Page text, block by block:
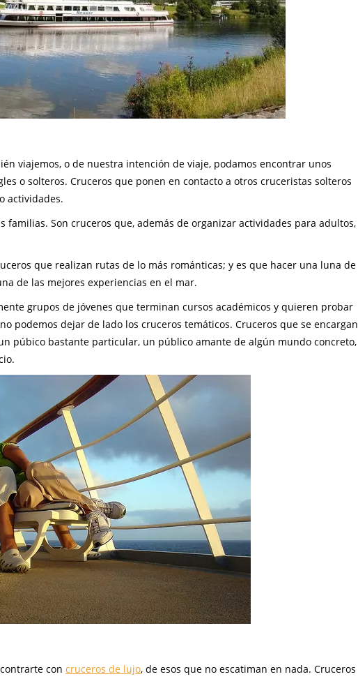
viajemos, o de nuestra intención de viaje, podamos encontrar unos
o solteros. Cruceros que ponen en contacto a otros cruceristas solteros
actividades.
familias. Son cruceros que, además de organizar actividades para adultos,
que realizan rutas de lo más románticas; y es que hacer una luna de
de las mejores experiencias en el mar.
grupos de jóvenes que terminan cursos académicos y quieren probar
podemos dejar de lado los cruceros temáticos. Cruceros que se encargan
púbico bastante particular, un público amante de algún mundo concreto,
con cruceros de lujo, de esos que no escatiman en nada. Cruceros